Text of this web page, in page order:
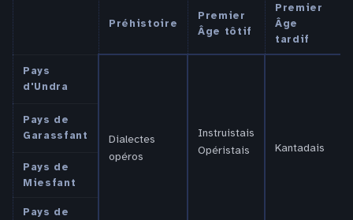
Préhistoire
Premier
Âge tôtif
Premier
Âge
tardif
Pays
d'Undra
Dialectes
opéros
Instruistais
Opéristais
Kantadais
Pays de
Garassfant
Pays de
Miesfant
Pays de